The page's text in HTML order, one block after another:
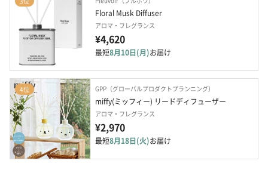
Floral Musk Diffuser
アロマ・フレグランス
¥4,620
最短8月10日(月)お届け
4位 GPP（グローバルプロダクトプランニング）
miffy(ミッフィー) リードディフューザー
アロマ・フレグランス
¥2,970
最短8月18日(火)お届け